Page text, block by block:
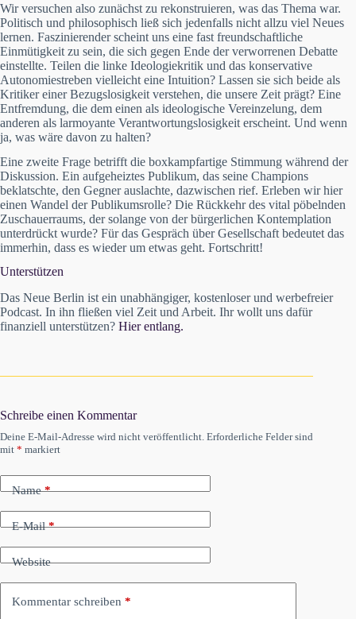
Wir versuchen also zunächst zu rekonstruieren, was das Thema war.
Politisch und philosophisch ließ sich jedenfalls nicht allzu viel Neues
lernen. Faszinierender scheint uns eine fast freundschaftliche
Einmütigkeit zu sein, die sich gegen Ende der verworrenen Debatte
einstellte. Teilen die linke Ideologiekritik und das konservative
Autonomiestreben vielleicht eine Intuition? Lassen sie sich beide als
Kritiker einer Bezugslosigkeit verstehen, die unsere Zeit prägt? Eine
Entfremdung, die dem einen als ideologische Vereinzelung, dem
anderen als larmoyante Verantwortungslosigkeit erscheint. Und wenn
ja, was wäre davon zu halten?
Eine zweite Frage betrifft die boxkampfartige Stimmung während der
Diskussion. Ein aufgeheiztes Publikum, das seine Champions
beklatschte, den Gegner auslachte, dazwischen rief. Erleben wir hier
einen Wandel der Publikumsrolle? Die Rückkehr des vital pöbelnden
Zuschauerraums, der solange von der bürgerlichen Kontemplation
unterdrückt wurde? Für das Gespräch über Gesellschaft bedeutet das
immerhin, dass es wieder um etwas geht. Fortschritt!
Unterstützen
Das Neue Berlin ist ein unabhängiger, kostenloser und werbefreier
Podcast. In ihn fließen viel Zeit und Arbeit. Ihr wollt uns dafür
finanziell unterstützen? Hier entlang.
Schreibe einen Kommentar
Deine E-Mail-Adresse wird nicht veröffentlicht. Erforderliche Felder sind
mit * markiert
Name*
E-Mail*
Website
Kommentar schreiben *